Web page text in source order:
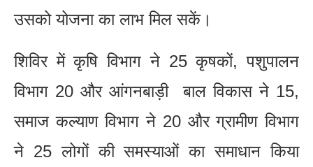
उसको योजना का लाभ मिल सकें।
शिविर में कृषि विभाग ने 25 कृषकों, पशुपालन
विभाग 20 और आंगनबाड़ी बाल विकास ने 15,
समाज कल्याण विभाग ने 20 और ग्रामीण विभाग
ने 25 लोगों की समस्याओं का समाधान किया